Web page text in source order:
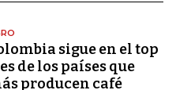
sigue en el top
de los países que
producen café